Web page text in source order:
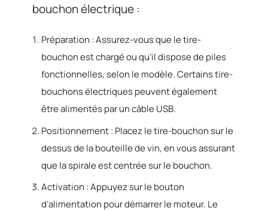
bouchon électrique :
Préparation : Assurez-vous que le tire-
bouchon est chargé ou qu’il dispose de piles
fonctionnelles, selon le modèle. Certains tire-
bouchons électriques peuvent également
être alimentés par un câble USB.
Positionnement : Placez le tire-bouchon sur le
dessus de la bouteille de vin, en vous assurant
que la spirale est centrée sur le bouchon.
Activation : Appuyez sur le bouton
d’alimentation pour démarrer le moteur. Le